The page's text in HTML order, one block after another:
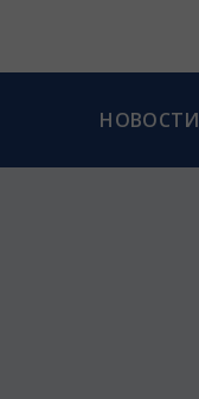
НОВОСТИ